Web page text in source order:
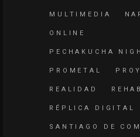
MULTIMEDIA
ONLINE
PECHAKUCHA
PROMETAL
REALIDAD
RÉPLICA DIGITAL
SANTIAGO DE